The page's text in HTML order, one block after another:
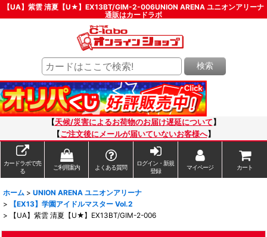
【UA】紫雲 清夏【U★】EX13BT/GIM-2-006UNION ARENA ユニオンアリーナ
通販はカードラボ
検索
【天候/災害によるお荷物のお届け遅延について 】
【ご注文後にメールが届いていないお客様へ】
カードラボで売
る
ご利用案内 よくある質問
ログイン・新規
登録
マイページ カート
ホーム > UNION ARENA ユニオンアリーナ
>
【EX13】学園アイドルマスター Vol.2
>
【UA】紫雲 清夏【U★】EX13BT/GIM-2-006